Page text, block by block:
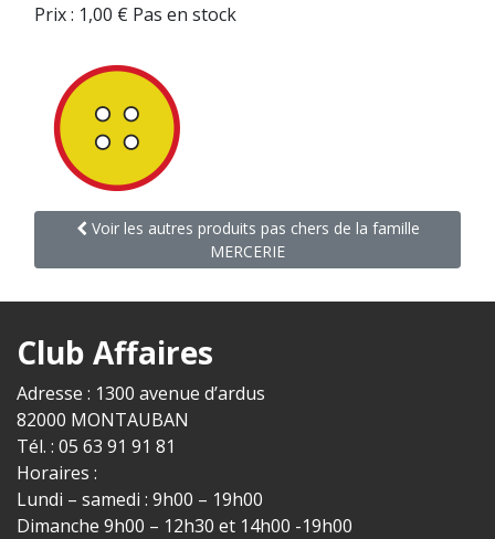
Prix : 1,00 € Pas en stock
Voir les autres produits pas chers de la famille
MERCERIE
Club Affaires
Adresse : 1300 avenue d’ardus
82000 MONTAUBAN
Tél. : 05 63 91 91 81
Horaires :
Lundi – samedi : 9h00 – 19h00
Dimanche 9h00 – 12h30 et 14h00 -19h00